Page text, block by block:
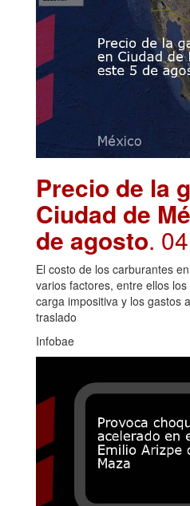
Precio de la
Ciudad de
de agosto.
El costo de los carburantes
varios factores, entre ellos
carga impositiva y los gastos
traslado
Infobae